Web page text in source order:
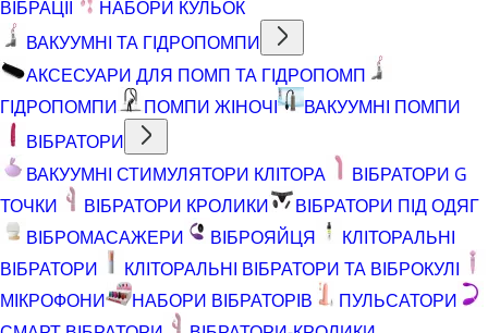
ВІБРАЦІЇ
НАБОРИ КУЛЬОК
ВАКУУМНІ ТА ГІДРОПОМПИ
АКСЕСУАРИ ДЛЯ ПОМП ТА ГІДРОПОМП
ГІДРОПОМПИ
ПОМПИ ЖІНОЧІ
ВАКУУМНІ ПОМПИ
ВІБРАТОРИ
ВАКУУМНІ СТИМУЛЯТОРИ КЛІТОРА
ВІБРАТОРИ G
ТОЧКИ
ВІБРАТОРИ КРОЛИКИ
ВІБРАТОРИ ПІД ОДЯГ
ВІБРОМАСАЖЕРИ
ВІБРОЯЙЦЯ
КЛІТОРАЛЬНІ
ВІБРАТОРИ
КЛІТОРАЛЬНІ ВІБРАТОРИ ТА ВІБРОКУЛІ
МІКРОФОНИ
НАБОРИ ВІБРАТОРІВ
ПУЛЬСАТОРИ